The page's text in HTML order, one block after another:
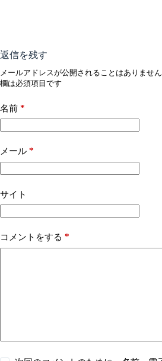
返信を残す
メールアドレスが公開されることはありません
欄は必須項目です
名前 *
メール *
サイト
コメントをする *